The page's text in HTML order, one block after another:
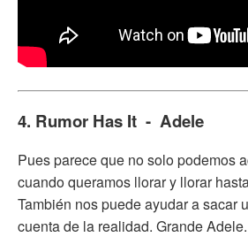
4. Rumor Has It - Adele
Pues parece que no solo podemos
cuando queramos llorar y llorar
También nos puede ayudar a sacar
cuenta de la realidad. Grande Adele.